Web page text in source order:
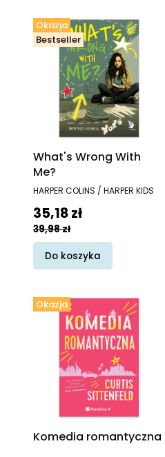
Okazja
Bestseller
What's Wrong With
Me?
PRODUCENT
HARPER COLINS / HARPER KIDS
Cena promocyjna
35,18 zł
39,98 zł
Do koszyka
Okazja
Komedia romantyczna